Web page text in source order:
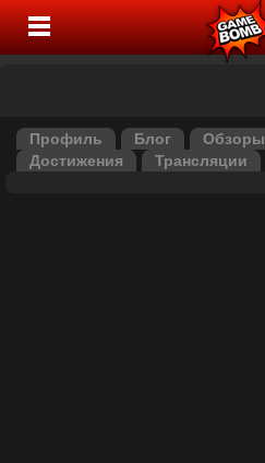
Профиль Блог Обзоры
Достижения
Трансляции